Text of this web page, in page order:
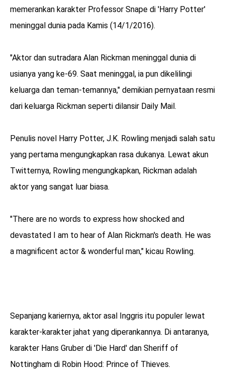
menarik
memerankan karakter Professor Snape di 'Harry Potter'
meninggal dunia pada Kamis (14/1/2016).
"Aktor dan sutradara Alan Rickman meninggal dunia di
usianya yang ke-69. Saat meninggal, ia pun dikelilingi
keluarga dan teman-temannya," demikian pernyataan resmi
dari keluarga Rickman seperti dilansir Daily Mail.
Penulis novel Harry Potter, J.K. Rowling menjadi salah satu
yang pertama mengungkapkan rasa dukanya. Lewat akun
Twitternya, Rowling mengungkapkan, Rickman adalah
aktor yang sangat luar biasa.
"There are no words to express how shocked and
devastated I am to hear of Alan Rickman's death. He was
a magnificent actor & wonderful man," kicau Rowling.
Sepanjang kariernya, aktor asal Inggris itu populer lewat
karakter-karakter jahat yang diperankannya. Di antaranya,
karakter Hans Gruber di 'Die Hard' dan Sheriff of
Nottingham di Robin Hood: Prince of Thieves.